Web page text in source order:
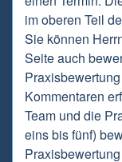
im oberen Teil
Sie können
Seite auch
Kommentaren
Team und die
eins bis fünf)